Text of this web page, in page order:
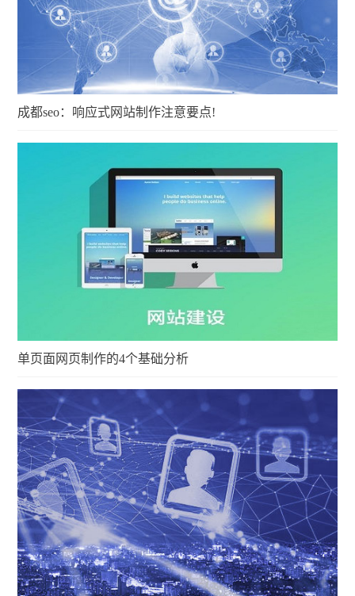
成都seo：响应式网站制作注意要点!
单页面网页制作的4个基础分析